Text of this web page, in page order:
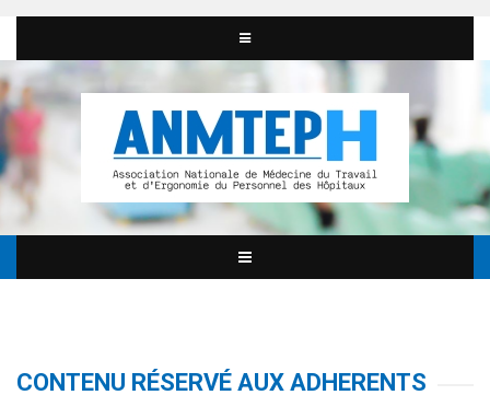
CONTENU RÉSERVÉ AUX ADHERENTS